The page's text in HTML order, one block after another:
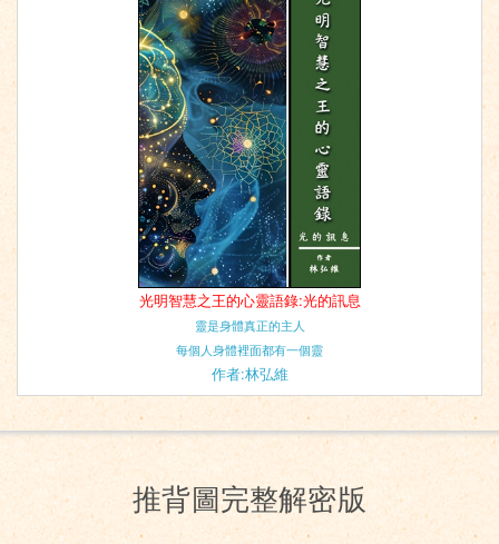
光明智慧之王的心靈語錄:光的訊息
靈是身體真正的主人
每個人身體裡面都有一個靈
作者:林弘維
推背圖完整解密版